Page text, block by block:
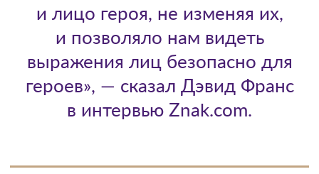
и лицо героя, не изменяя их,
и позволяло нам видеть
выражения лиц безопасно для
героев», — сказал Дэвид Франс
в интервью Znak.com.